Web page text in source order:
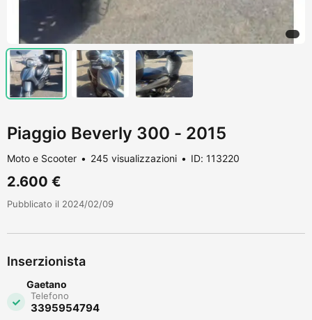
Piaggio Beverly 300 - 2015
Moto e Scooter 245 visualizzazioni ID: 113220
2.600 €
Pubblicato il 2024/02/09
Inserzionista
Gaetano
Telefono
3395954794